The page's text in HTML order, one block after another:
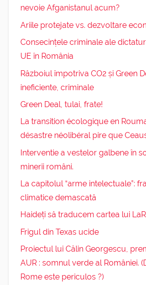
nevoie Afganistanul acum?
Ariile protejate vs. dezvoltare
Consecințele criminale ale
UE în România
Războiul împotriva CO2 și Green
ineficiente, criminale
Green Deal, tulai, frate!
La transition écologique en
désastre néolibéral pire que
Interventie a vestelor galbene în
minerii români.
La capitolul “arme intelectuale”:
climatice demascată
Haideți să traducem cartea lui
Frigul din Texas ucide
Proiectul lui Călin Georgescu,
AUR : somnul verde al României.
Rome este periculos ?)